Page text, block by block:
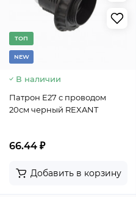
TОП
NEW
В наличии
Патрон E27 с проводом
20см черный REXANT
66.44 ₽
Добавить в корзину